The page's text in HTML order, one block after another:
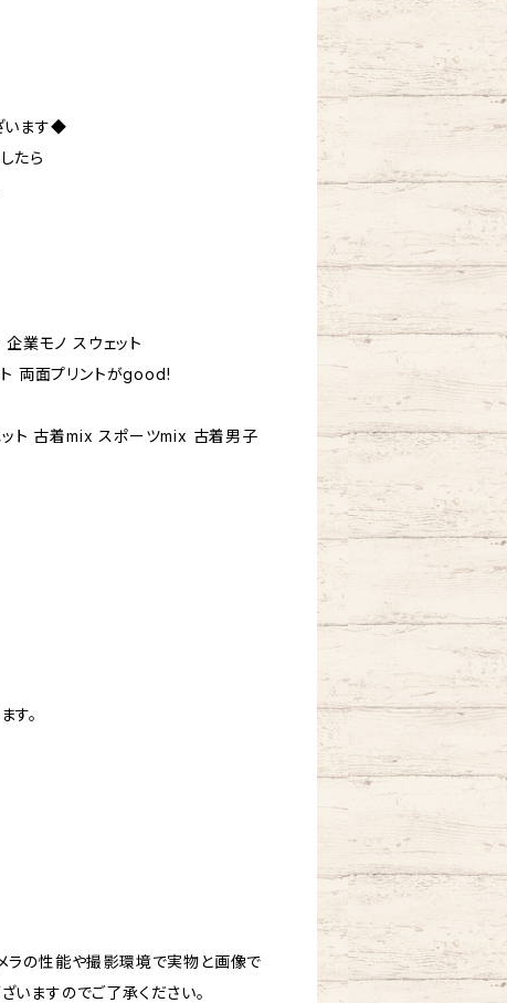
います◆
たら
業モノ スウェット
両面プリントがgood!
ト 古着mix スポーツmix 古着男子
す。
ラの性能や撮影環境で実物と画像で
ますのでご了承ください。